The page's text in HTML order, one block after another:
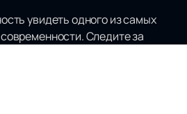
увидеть одного из самых
Следите за